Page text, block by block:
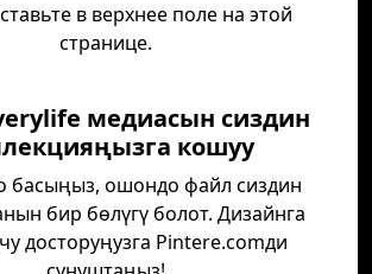
в верхнее поле на этой
странице.
медиасын сиздин
кошуу
басыңыз, ошондо файл сиздин
бир бөлүгү болот. Дизайнга
досторуңузга Pintere.comди